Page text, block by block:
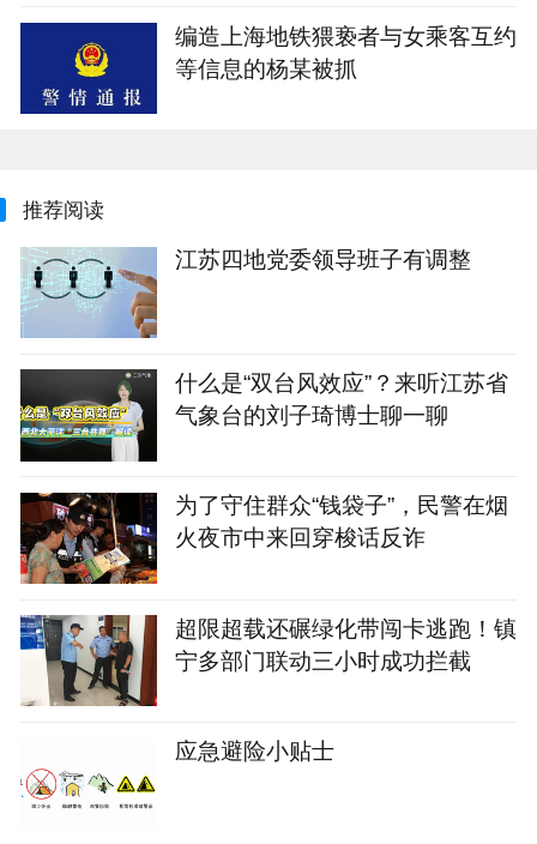
编造上海地铁猥亵者与女乘客互约
等信息的杨某被抓
推荐阅读
江苏四地党委领导班子有调整
什么是“双台风效应”？来听江苏省
气象台的刘子琦博士聊一聊
为了守住群众“钱袋子”，民警在烟
火夜市中来回穿梭话反诈
超限超载还碾绿化带闯卡逃跑！镇
宁多部门联动三小时成功拦截
应急避险小贴士